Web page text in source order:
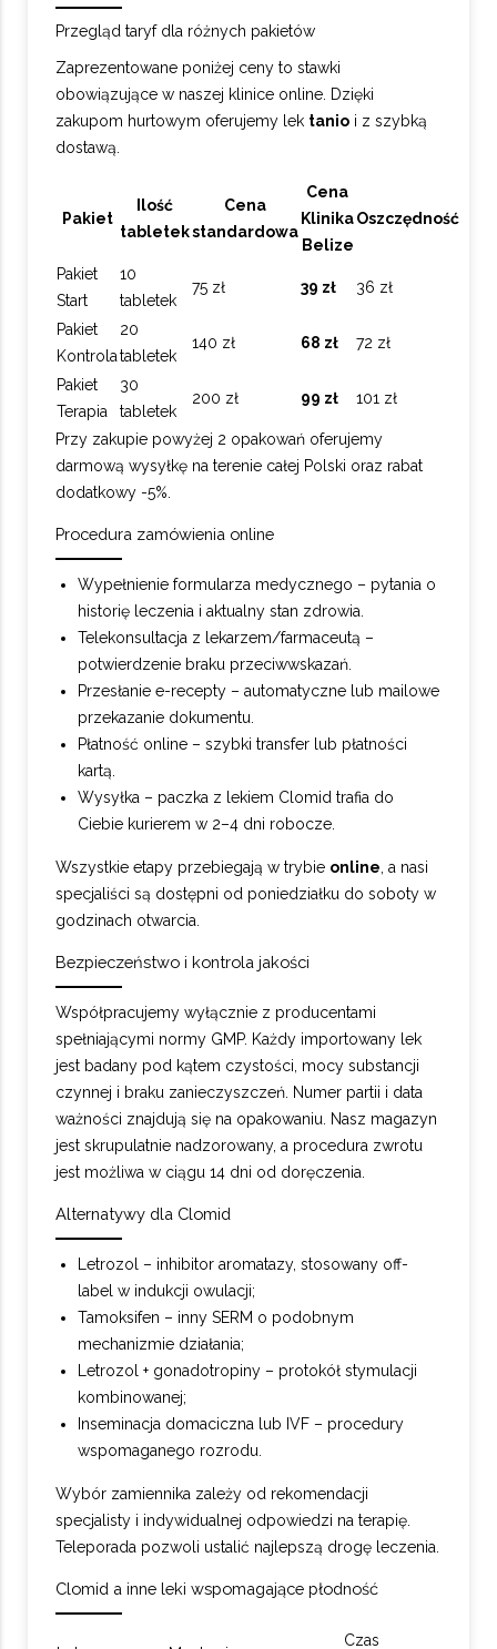
Przegląd taryf dla różnych pakietów
Zaprezentowane poniżej ceny to stawki
obowiązujące w naszej klinice online. Dzięki
zakupom hurtowym oferujemy lek tanio i z szybką
dostawą.
Pakiet
Ilość
tabletek
Cena
standardowa
Cena
Klinika
Belize
Oszczędność
Pakiet
Start
10
tabletek
75 zł 39 zł 36 zł
Pakiet
Kontrola
20
tabletek
140 zł 68 zł 72 zł
Pakiet
Terapia
30
tabletek
200 zł 99 zł 101 zł
Przy zakupie powyżej 2 opakowań oferujemy
darmową wysyłkę na terenie całej Polski oraz rabat
dodatkowy -5%.
Procedura zamówienia online
Wypełnienie formularza medycznego – pytania o
historię leczenia i aktualny stan zdrowia.
Telekonsultacja z lekarzem/farmaceutą –
potwierdzenie braku przeciwwskazań.
Przesłanie e-recepty – automatyczne lub mailowe
przekazanie dokumentu.
Płatność online – szybki transfer lub płatności
kartą.
Wysyłka – paczka z lekiem Clomid trafia do
Ciebie kurierem w 2–4 dni robocze.
Wszystkie etapy przebiegają w trybie online, a nasi
specjaliści są dostępni od poniedziałku do soboty w
godzinach otwarcia.
Bezpieczeństwo i kontrola jakości
Współpracujemy wyłącznie z producentami
spełniającymi normy GMP. Każdy importowany lek
jest badany pod kątem czystości, mocy substancji
czynnej i braku zanieczyszczeń. Numer partii i data
ważności znajdują się na opakowaniu. Nasz magazyn
jest skrupulatnie nadzorowany, a procedura zwrotu
jest możliwa w ciągu 14 dni od doręczenia.
Alternatywy dla Clomid
Letrozol – inhibitor aromatazy, stosowany off-
label w indukcji owulacji;
Tamoksifen – inny SERM o podobnym
mechanizmie działania;
Letrozol + gonadotropiny – protokół stymulacji
kombinowanej;
Inseminacja domaciczna lub IVF – procedury
wspomaganego rozrodu.
Wybór zamiennika zależy od rekomendacji
specjalisty i indywidualnej odpowiedzi na terapię.
Teleporada pozwoli ustalić najlepszą drogę leczenia.
Clomid a inne leki wspomagające płodność
Czas